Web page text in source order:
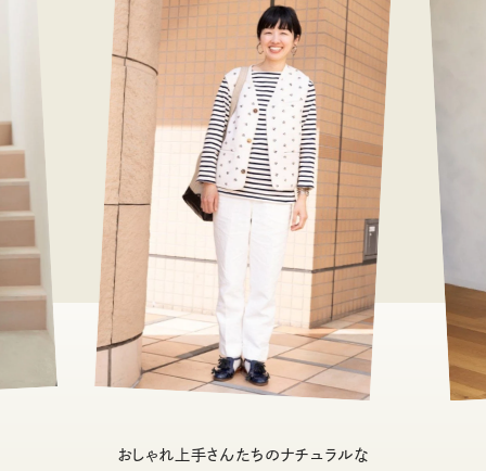
おしゃれ上手さんたちのナチュラルな